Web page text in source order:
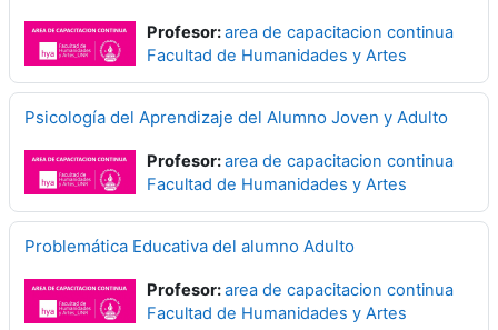
Profesor:area de capacitacion continua
Facultad de Humanidades y Artes
Psicología del Aprendizaje del Alumno Joven y Adulto
Profesor:area de capacitacion continua
Facultad de Humanidades y Artes
Problemática Educativa del alumno Adulto
Profesor:area de capacitacion continua
Facultad de Humanidades y Artes